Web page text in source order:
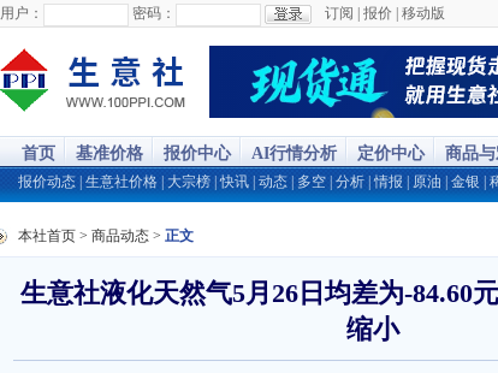
用户： 密码： 订阅 报价 移动版
首页 基准价格 报价中心 AI行情分析 定价中心 商品
报价动态 生意社价格 大宗榜 |快讯 动态 多空 分析 |情报 原油 金银
本社首页 > 商品动态 > 正文
生意社液化天然气5月26日均差为-84.60
缩小